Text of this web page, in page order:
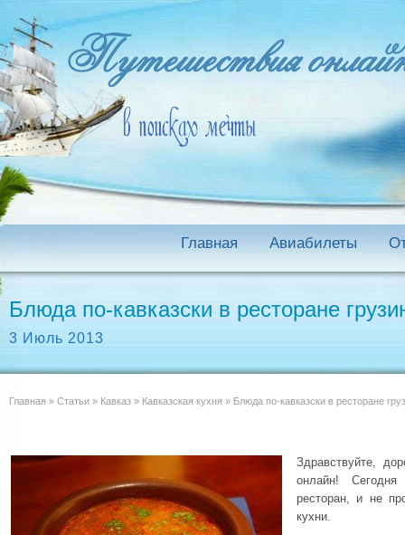
Главная Авиабилеты
Блюда по-кавказски в ресторане
3 Июль 2013
Главная » Статьи » Кавказ » Кавказская кухня » Блюда по-кавказски в ресторане
Здравствуйте,
онлайн!
ресторан, и не
кухни.